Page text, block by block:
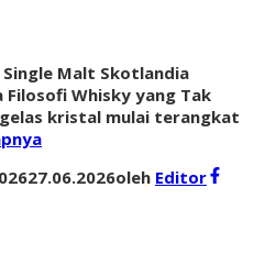
Malt Skotlandia
Filosofi Whisky yang Tak
kristal mulai terangkat
27.06.2026oleh Editor